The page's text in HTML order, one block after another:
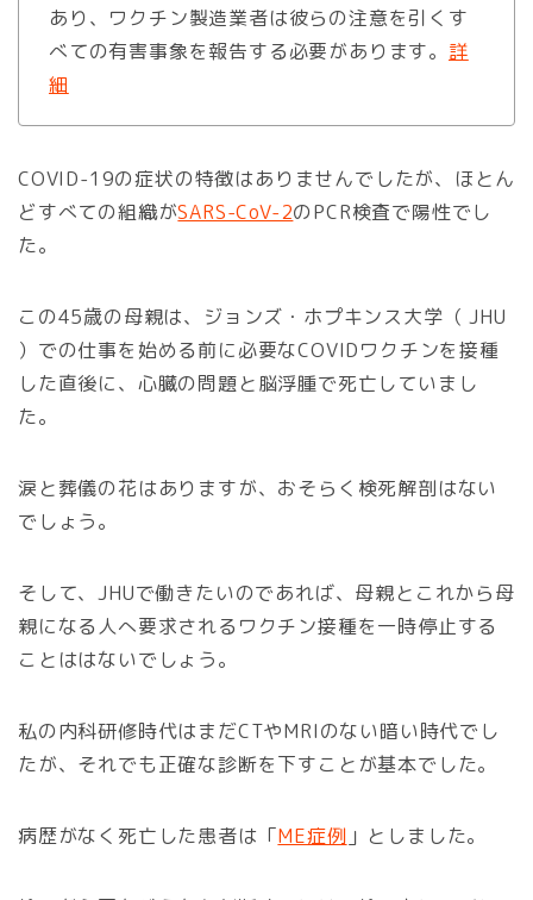
あり、ワクチン製造業者は彼らの注意を引くす
べての有害事象を報告する必要があります。 詳
細
COVID-19の症状の特徴はありませんでしたが、ほとん
どすべての組織がSARS-CoV-2のPCR検査で陽性でし
た。
この45歳の母親は、ジョンズ・ホプキンス大学（ JHU
）での仕事を始める前に必要なCOVIDワクチンを接種
した直後に、心臓の問題と脳浮腫で死亡していまし
た。
涙と葬儀の花はありますが、おそらく検死解剖はない
でしょう。
そして、JHUで働きたいのであれば、母親とこれから母
親になる人へ要求されるワクチン接種を一時停止する
ことははないでしょう。
私の内科研修時代はまだCTやMRIのない暗い時代でし
たが、それでも正確な診断を下すことが基本でした。
病歴がなく死亡した患者は「ME症例 」としました。